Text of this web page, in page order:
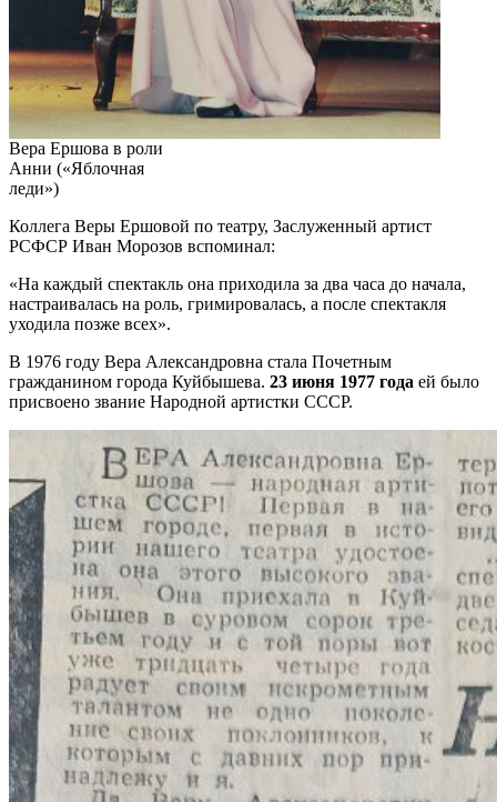
Вера Ершова в роли
Анни («Яблочная
леди»)
Коллега Веры Ершовой по театру, Заслуженный артист
РСФСР Иван Морозов вспоминал:
«На каждый спектакль она приходила за два часа до начала,
настраивалась на роль, гримировалась, а после спектакля
уходила позже всех».
В 1976 году Вера Александровна стала Почетным
гражданином города Куйбышева. 23 июня 1977 года ей было
присвоено звание Народной артистки СССР.